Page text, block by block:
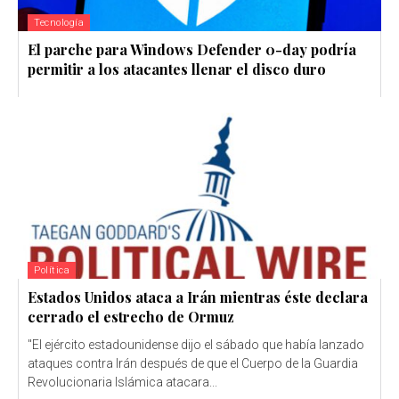
Tecnología
El parche para Windows Defender 0-day podría
permitir a los atacantes llenar el disco duro
Política
Estados Unidos ataca a Irán mientras éste declara
cerrado el estrecho de Ormuz
"El ejército estadounidense dijo el sábado que había lanzado
ataques contra Irán después de que el Cuerpo de la Guardia
Revolucionaria Islámica atacara...